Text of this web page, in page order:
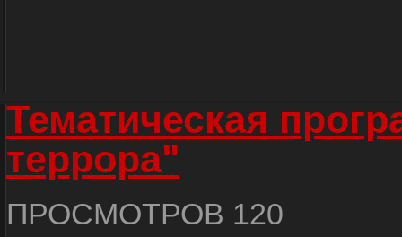
Тематическая
террора"
ПРОСМОТРОВ 120